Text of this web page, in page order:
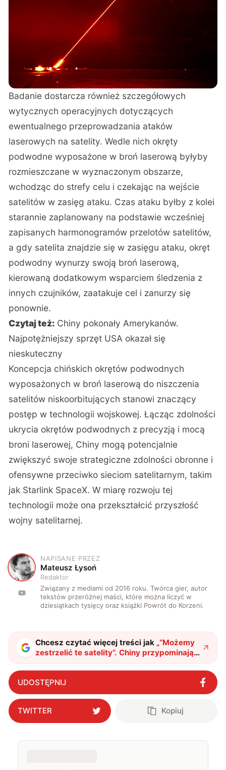
Badanie dostarcza również szczegółowych
wytycznych operacyjnych dotyczących
ewentualnego przeprowadzania ataków
laserowych na satelity. Wedle nich okręty
podwodne wyposażone w broń laserową byłyby
rozmieszczane w wyznaczonym obszarze,
wchodząc do strefy celu i czekając na wejście
satelitów w zasięg ataku. Czas ataku byłby z kolei
starannie zaplanowany na podstawie wcześniej
zapisanych harmonogramów przelotów satelitów,
a gdy satelita znajdzie się w zasięgu ataku, okręt
podwodny wynurzy swoją broń laserową,
kierowaną dodatkowym wsparciem śledzenia z
innych czujników, zaatakuje cel i zanurzy się
ponownie.
Czytaj też: Chiny pokonały Amerykanów.
Najpotężniejszy sprzęt USA okazał się
nieskuteczny
Koncepcja chińskich okrętów podwodnych
wyposażonych w broń laserową do niszczenia
satelitów niskoorbitujących stanowi znaczący
postęp w technologii wojskowej. Łącząc zdolności
ukrycia okrętów podwodnych z precyzją i mocą
broni laserowej, Chiny mogą potencjalnie
zwiększyć swoje strategiczne zdolności obronne i
ofensywne przeciwko sieciom satelitarnym, takim
jak Starlink SpaceX. W miarę rozwoju tej
technologii może ona przekształcić przyszłość
wojny satelitarnej.
M
NAPISANE PRZEZ
Mateusz Łysoń
Redaktor
Związany z mediami od 2016 roku. Twórca gier, autor
tekstów przeróżnej maści, które można liczyć w
dziesiątkach tysięcy oraz książki Powrót do Korzeni.
Chcesz czytać więcej treści jak „“Możemy
zestrzelić te satelity”. Chiny przypominają
Muskowi, gdzie jest jego miejsce"?
UDOSTĘPNIJ
TWITTER Kopiuj